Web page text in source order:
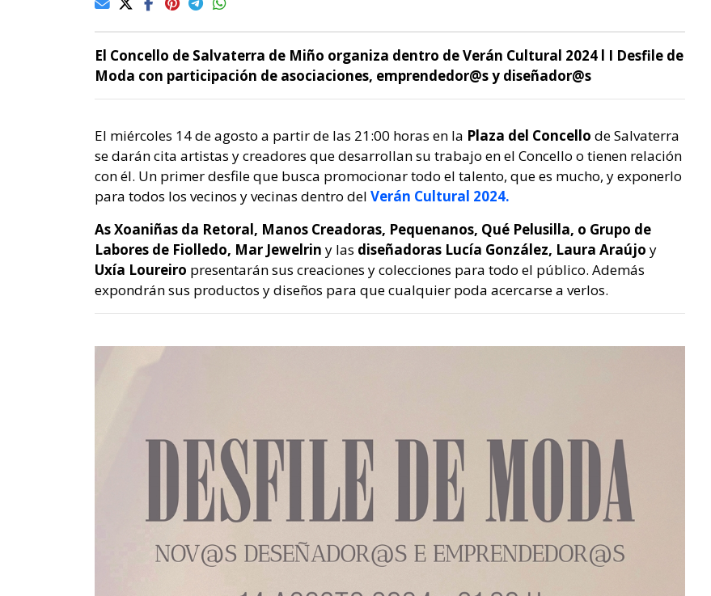
El Concello de Salvaterra de Miño organiza dentro de Verán Cultural 2024 l I Desfile de
Moda con participación de asociaciones, emprendedor@s y diseñador@s
El miércoles 14 de agosto a partir de las 21:00 horas en la Plaza del Concello de Salvaterra
se darán cita artistas y creadores que desarrollan su trabajo en el Concello o tienen relación
con él. Un primer desfile que busca promocionar todo el talento, que es mucho, y exponerlo
para todos los vecinos y vecinas dentro del Verán Cultural 2024.
As Xoaniñas da Retoral, Manos Creadoras, Pequenanos, Qué Pelusilla, o Grupo de
Labores de Fiolledo, Mar Jewelrin y las diseñadoras Lucía González, Laura Araújo y
Uxía Loureiro presentarán sus creaciones y colecciones para todo el público. Además
expondrán sus productos y diseños para que cualquier poda acercarse a verlos.